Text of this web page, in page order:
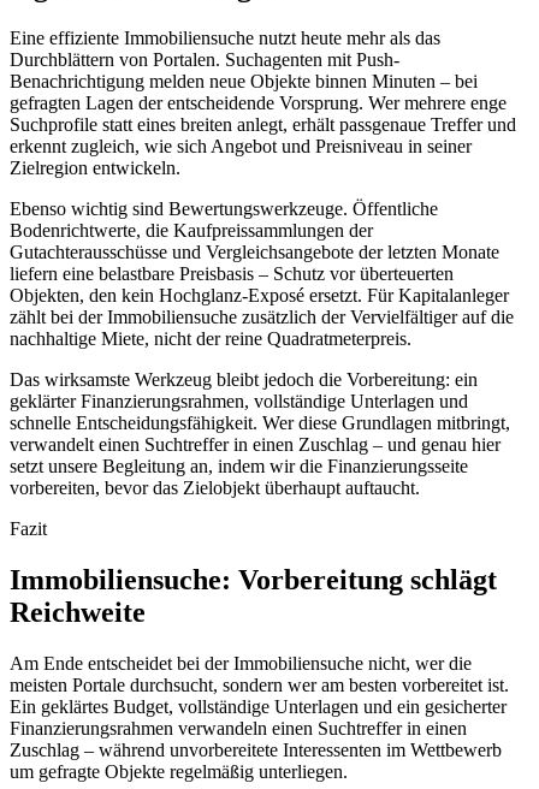
Eine effiziente Immobiliensuche nutzt heute mehr als das
Durchblättern von Portalen. Suchagenten mit Push-
Benachrichtigung melden neue Objekte binnen Minuten – bei
gefragten Lagen der entscheidende Vorsprung. Wer mehrere enge
Suchprofile statt eines breiten anlegt, erhält passgenaue Treffer und
erkennt zugleich, wie sich Angebot und Preisniveau in seiner
Zielregion entwickeln.
Ebenso wichtig sind Bewertungswerkzeuge. Öffentliche
Bodenrichtwerte, die Kaufpreissammlungen der
Gutachterausschüsse und Vergleichsangebote der letzten Monate
liefern eine belastbare Preisbasis – Schutz vor überteuerten
Objekten, den kein Hochglanz-Exposé ersetzt. Für Kapitalanleger
zählt bei der Immobiliensuche zusätzlich der Vervielfältiger auf die
nachhaltige Miete, nicht der reine Quadratmeterpreis.
Das wirksamste Werkzeug bleibt jedoch die Vorbereitung: ein
geklärter Finanzierungsrahmen, vollständige Unterlagen und
schnelle Entscheidungsfähigkeit. Wer diese Grundlagen mitbringt,
verwandelt einen Suchtreffer in einen Zuschlag – und genau hier
setzt unsere Begleitung an, indem wir die Finanzierungsseite
vorbereiten, bevor das Zielobjekt überhaupt auftaucht.
Fazit
Immobiliensuche: Vorbereitung schlägt
Reichweite
Am Ende entscheidet bei der Immobiliensuche nicht, wer die
meisten Portale durchsucht, sondern wer am besten vorbereitet ist.
Ein geklärtes Budget, vollständige Unterlagen und ein gesicherter
Finanzierungsrahmen verwandeln einen Suchtreffer in einen
Zuschlag – während unvorbereitete Interessenten im Wettbewerb
um gefragte Objekte regelmäßig unterliegen.